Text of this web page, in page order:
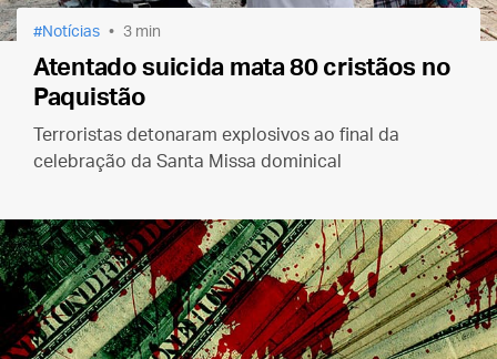
Notícias 3 min
Atentado suicida mata 80 cristãos no
Paquistão
Terroristas detonaram explosivos ao final da
celebração da Santa Missa dominical